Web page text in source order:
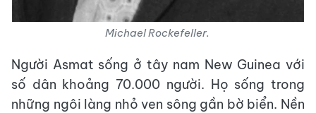
Michael Rockefeller.
Người Asmat sống ở tây nam New Guinea với
số dân khoảng 70.000 người. Họ sống trong
những ngôi làng nhỏ ven sông gần bờ biển. Nền